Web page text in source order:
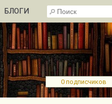
БЛОГИ
0 подписчиков